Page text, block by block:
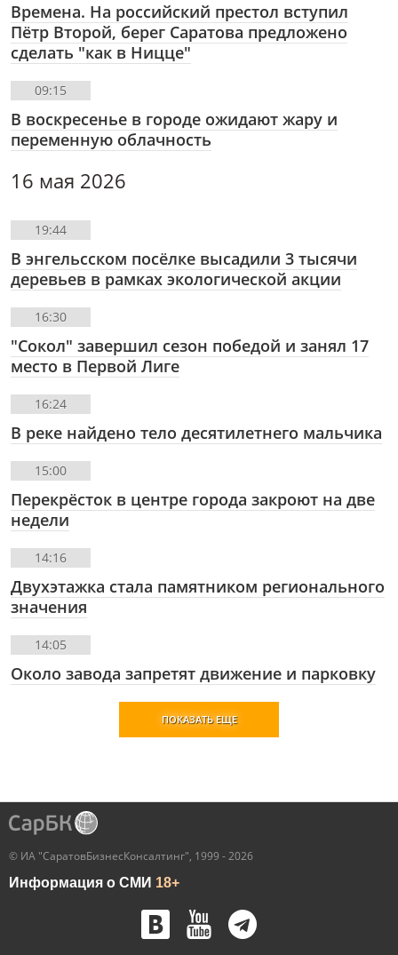
Времена. На российский престол вступил
Пëтр Второй, берег Саратова предложено
сделать "как в Ницце"
09:15
В воскресенье в городе ожидают жару и
переменную облачность
16 мая 2026
19:44
В энгельсском посёлке высадили 3 тысячи
деревьев в рамках экологической акции
16:30
"Сокол" завершил сезон победой и занял 17
место в Первой Лиге
16:24
В реке найдено тело десятилетнего мальчика
15:00
Перекрёсток в центре города закроют на две
недели
14:16
Двухэтажка стала памятником регионального
значения
14:05
Около завода запретят движение и парковку
ПОКАЗАТЬ ЕЩЕ
© ИА "СаратовБизнесКонсалтинг", 1999 - 2026
Информация о СМИ 18+